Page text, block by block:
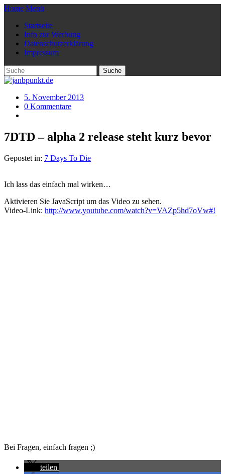
Home Menü
Startseite
Info zur Werbung
Datenschutzerklärung
Impressum
5. November 2013
0 Kommentare
7DTD – alpha 2 release steht kurz bevor
Gepostet in: 7 Days To Die
Ich lass das einfach mal wirken…
Aktivieren Sie JavaScript um das Video zu sehen.
Video-Link: http://www.youtube.com/watch?v=VAZp5hd7oVw#!
Bei Fragen, einfach fragen ;)
teilen